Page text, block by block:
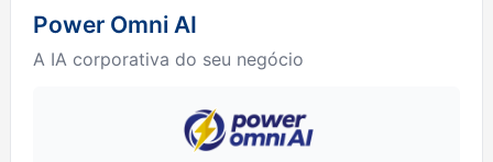
Power Omni AI
A IA corporativa do seu negócio